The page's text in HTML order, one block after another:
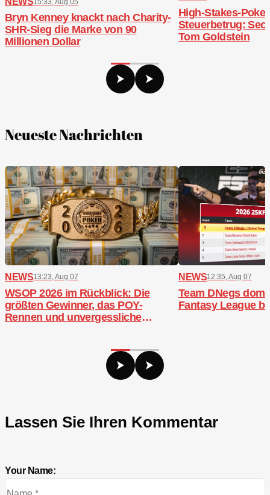
15:33, Aug 05
Bryn Kenney knackt nach Charity-
SHR-Sieg die Marke von 90
Millionen Dollar
High-Stakes-
Steuerbetrug:
Tom Goldstein
Neueste Nachrichten
NEWS13:23, Aug 07
WSOP 2026 im Rückblick: Die
größten Gewinner, das POY-
Rennen und unvergessliche
NEWS12:35, Aug 07
Team DNegs
Fantasy League
Lassen Sie Ihren Kommentar
Your Name: